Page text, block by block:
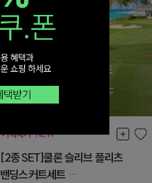
[2종SET]쿨론 슬리브 플리츠
밴딩스커트세트